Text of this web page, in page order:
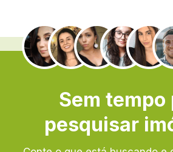
.
Sem tempo
pesquisar